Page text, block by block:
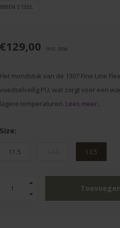
STEEL
€129,00 Incl. btw
Het mondstuk van de 1307 Fine Line
voedselveilig PU, wat zorgt voor een
lagere temperaturen. Lees meer..
Size:
11.5 13.5